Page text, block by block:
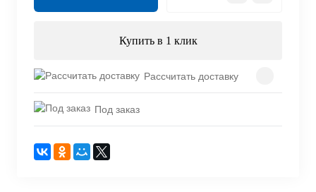
Купить в 1 клик
Рассчитать доставку
Под заказ